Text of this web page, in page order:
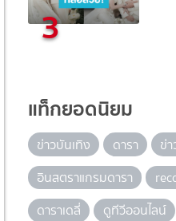
3
แท็กยอดนิยม
ข่าวบันเทิง ดารา ข่
อินสตราแกรมดารา
ดาราเดลี่
ดูทีวีออนไลน์